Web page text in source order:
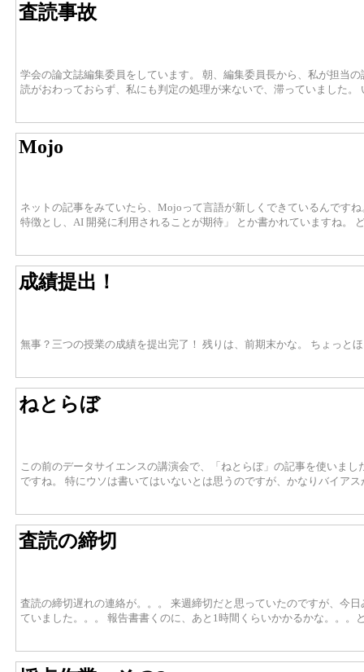
査読事故
学会の論文誌編集委員をしています。 朝、編集委員長から、私が担当
読がおわっておらず、私にも判定の処理が来ないで、滞っていました
Mojo
ネットの記事をみていたら、Mojoって言語が新しくできているんです
特徴とし、AI 開発に利用されることが期待」 とか書かれていますね。
成績提出！
無事？三つの授業の成績を提出完了！ 残りは、前期末かな。 ちょっと
ねとらぼ
この前のデータサイエンスの講演会で、「ねとらぼ」の記事を使いま
ですね。 特にウソは書いてはいないとは思うのですが、かなりバイア
査読の締切
査読の締切遅れの連絡が。。。 来週締切だと思っていたのですが、今
ていました。。。 報告書書くのに、あと1時間くらいかかるかな。。。